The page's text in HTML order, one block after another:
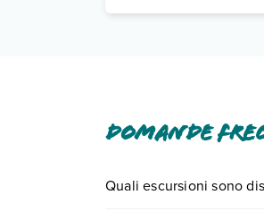
Domande
Quali escursioni sono